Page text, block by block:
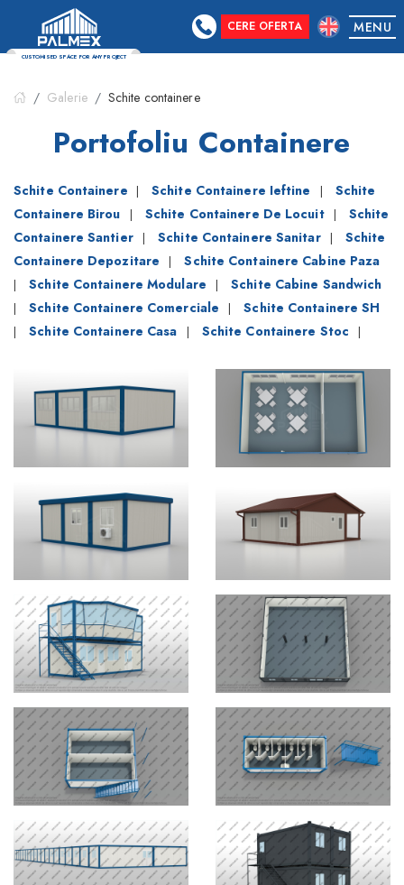
CERE OFERTA MENU
Galerie Schite containere
Portofoliu Containere
Schite Containere | Schite Containere Ieftine |
Schite
Containere Birou
| Schite Containere De Locuit |
Schite
Containere Santier | Schite Containere Sanitar |
Schite
Containere Depozitare
| Schite Containere Cabine Paza
| Schite Containere Modulare | Schite Cabine Sandwich
| Schite Containere Comerciale | Schite Containere SH
| Schite Containere Casa | Schite Containere Stoc |